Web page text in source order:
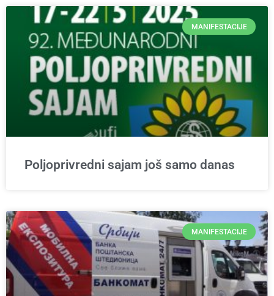
MANIFESTACIJE
Poljoprivredni sajam još samo danas
MANIFESTACIJE